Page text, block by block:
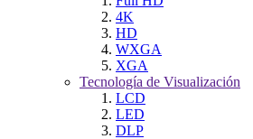
4K
HD
WXGA
XGA
Tecnología de Visualización
LCD
LED
DLP